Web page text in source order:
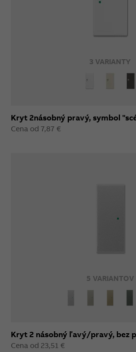
3 VARIANTY
Kryt 2násobný pravý, symbol
Cena od 7,87 €
5 VARIANTOV
Kryt 2 násobný ľavý/pravý, bez
Cena od 23,51 €